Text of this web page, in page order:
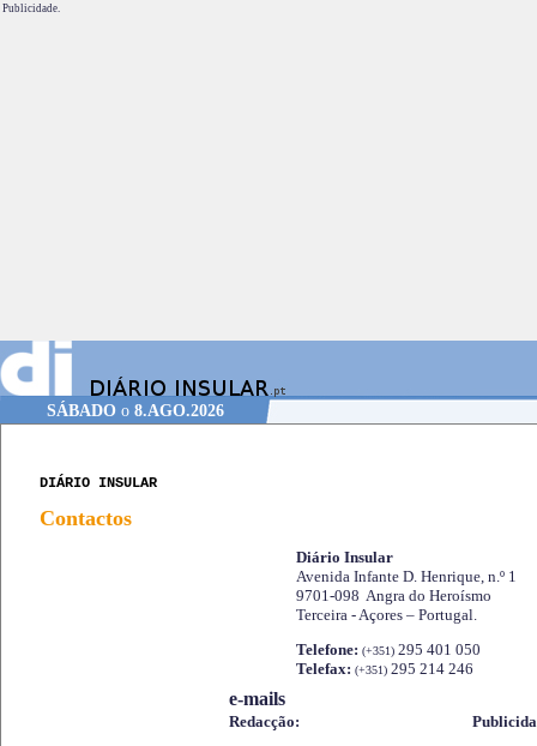
Publicidade.
SÁBADOo 8.AGO.2026
DIÁRIO INSULAR
Contactos
Diário Insular
Avenida Infante D. Henrique, n.º 1
9701-098 Angra do Heroísmo
Terceira - Açores – Portugal.
Telefone: (+351) 295 401 050
Telefax: (+351) 295 214 246
e-mails
Redacção: